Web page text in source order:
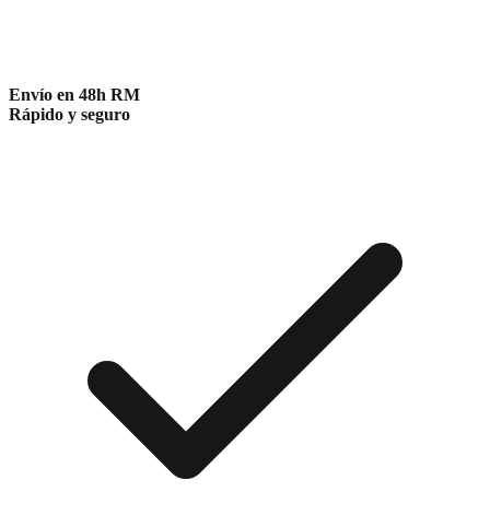
Envío en 48h RM
Rápido y seguro